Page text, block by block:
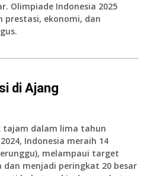
Olimpiade Indonesia 2025
prestasi, ekonomi, dan
di Ajang
tajam dalam lima tahun
Indonesia meraih 14
melampaui target
dan menjadi peringkat 20 besar